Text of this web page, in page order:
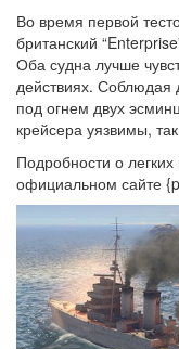
Во время первой
британский
Оба судна лучше
действиях. Соблюдая
под огнем двух
крейсера уязвимы,
Подробности о
официальном сайте